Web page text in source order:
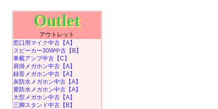
Outlet
アウトレット
窓口用マイク中古【A】
スピーカー30W中古【B】
車載アンプ中古【C】
肩掛メガホン中古【A】
録音メガホン中古【A】
灰防水メガホン中古【A】
黄防水メガホン中古【A】
大型メガホン中古【A】
三脚スタンド中古【B】